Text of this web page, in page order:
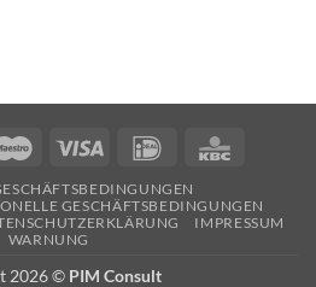
Maestro Ideal
GESCHÄFTSBEDINGUNGEN
IMPRESSUM
WARNUNG
2026 © PIM Consult